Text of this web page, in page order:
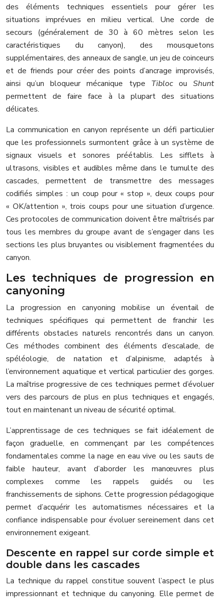
des éléments techniques essentiels pour gérer les
situations imprévues en milieu vertical. Une corde de
secours (généralement de 30 à 60 mètres selon les
caractéristiques du canyon), des mousquetons
supplémentaires, des anneaux de sangle, un jeu de coinceurs
et de friends pour créer des points d’ancrage improvisés,
ainsi qu’un bloqueur mécanique type Tibloc ouShunt
permettent de faire face à la plupart des situations
délicates.
La communication en canyon représente un défi particulier
que les professionnels surmontent grâce à un système de
signaux visuels et sonores préétablis. Les sifflets à
ultrasons, visibles et audibles même dans le tumulte des
cascades, permettent de transmettre des messages
codifiés simples : un coup pour « stop », deux coups pour
« OK/attention », trois coups pour une situation d’urgence.
Ces protocoles de communication doivent être maîtrisés par
tous les membres du groupe avant de s’engager dans les
sections les plus bruyantes ou visiblement fragmentées du
canyon.
Les techniques de progression en
canyoning
La progression en canyoning mobilise un éventail de
techniques spécifiques qui permettent de franchir les
différents obstacles naturels rencontrés dans un canyon.
Ces méthodes combinent des éléments d’escalade, de
spéléologie, de natation et d’alpinisme, adaptés à
l’environnement aquatique et vertical particulier des gorges.
La maîtrise progressive de ces techniques permet d’évoluer
vers des parcours de plus en plus techniques et engagés,
tout en maintenant un niveau de sécurité optimal.
L’apprentissage de ces techniques se fait idéalement de
façon graduelle, en commençant par les compétences
fondamentales comme la nage en eau vive ou les sauts de
faible hauteur, avant d’aborder les manœuvres plus
complexes comme les rappels guidés ou les
franchissements de siphons. Cette progression pédagogique
permet d’acquérir les automatismes nécessaires et la
confiance indispensable pour évoluer sereinement dans cet
environnement exigeant.
Descente en rappel sur corde simple et
double dans les cascades
La technique du rappel constitue souvent l’aspect le plus
impressionnant et technique du canyoning. Elle permet de